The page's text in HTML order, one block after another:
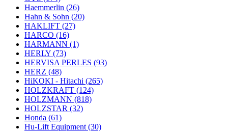
Haemmerlin (26)
Hahn & Sohn (20)
HAKLIFT (27)
HARCO (16)
HARMANN (1)
HERLY (73)
HERVISA PERLES (93)
HERZ (48)
HiKOKI - Hitachi (265)
HOLZKRAFT (124)
HOLZMANN (818)
HOLZSTAR (32)
Honda (61)
Hu-Lift Equipment (30)